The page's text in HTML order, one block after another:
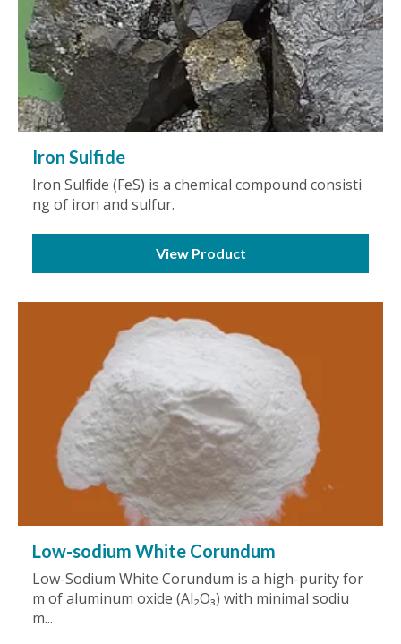
Iron Sulfide
Iron Sulfide (FeS) is a chemical compound consisti
ng of iron and sulfur.
View Product
Low-sodium White Corundum
Low-Sodium White Corundum is a high-purity for
m of aluminum oxide (Al₂O₃) with minimal sodiu
m...